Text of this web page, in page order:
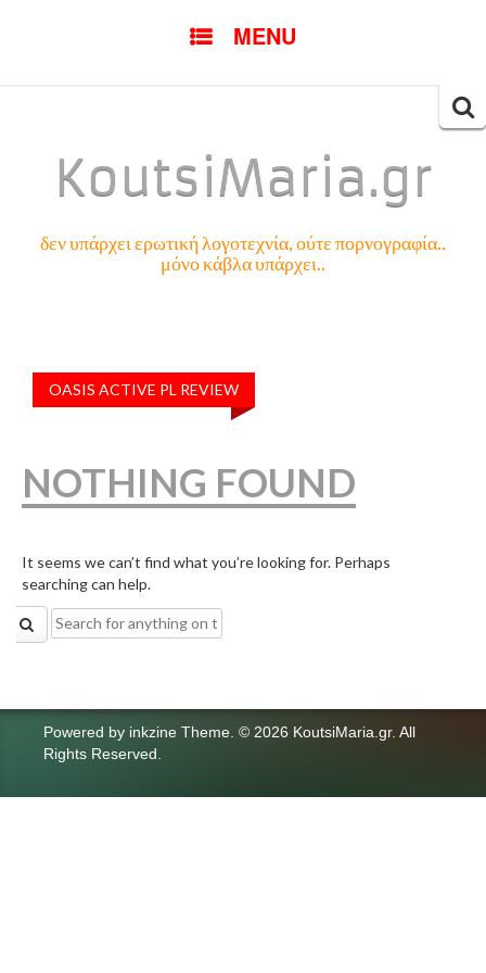
MENU
KoutsiMaria.gr
δεν υπάρχει ερωτική λογοτεχνία, ούτε πορνογραφία..
μόνο κάβλα υπάρχει..
OASIS ACTIVE PL REVIEW
NOTHING FOUND
It seems we can’t find what you’re looking for. Perhaps
searching can help.
Search
for:
Powered by inkzine Theme © 2026 KoutsiMaria.gr. All
Rights Reserved.